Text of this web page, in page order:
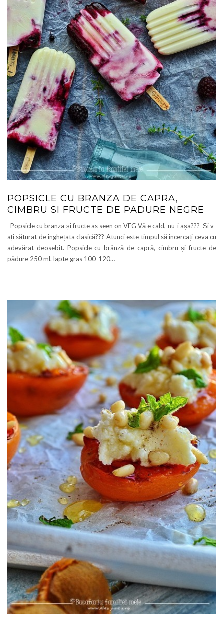
POPSICLE CU BRANZA DE CAPRA,
CIMBRU SI FRUCTE DE PADURE NEGRE
Popsicle cu branza și fructe as seen on VEG Vă e cald, nu-i așa??? Și v-
ați săturat de înghețata clasică??? Atunci este timpul să încercați ceva cu
adevărat deosebit. Popsicle cu brânză de capră, cimbru și fructe de
pădure 250 ml. lapte gras 100-120…